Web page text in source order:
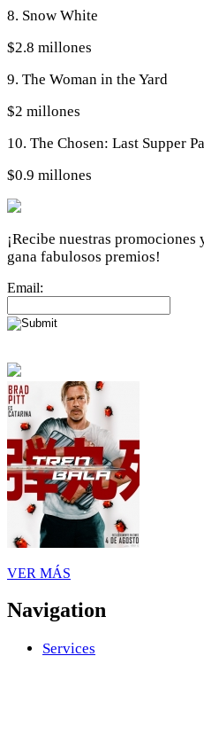
8. Snow White
$2.8 millones
9. The Woman in the Yard
$2 millones
10. The Chosen: Last Supper
$0.9 millones
¡Recibe nuestras promociones
gana fabulosos premios!
Email:
VER MÁS
Navigation
Services